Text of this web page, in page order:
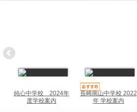
純心中学校 2024年
度学校案内
長崎南山中学校 2022
年 学校案内
みなみしまばらebooks